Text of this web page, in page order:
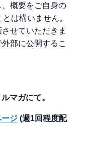
概要をご自身の
は構いません。
せていただきま
部に公開するこ
マガにて。
ジ (週1回程度配